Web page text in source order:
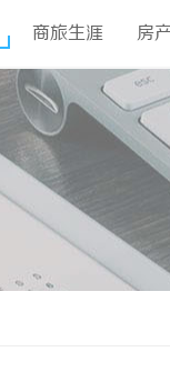
商旅生涯 房